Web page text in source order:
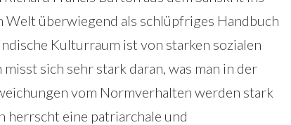
überwiegend als schlüpfriges Handbuch
Kulturraum ist von starken sozialen
sich sehr stark daran, was man in der
vom Normverhalten werden stark
herrscht eine patriarchale und